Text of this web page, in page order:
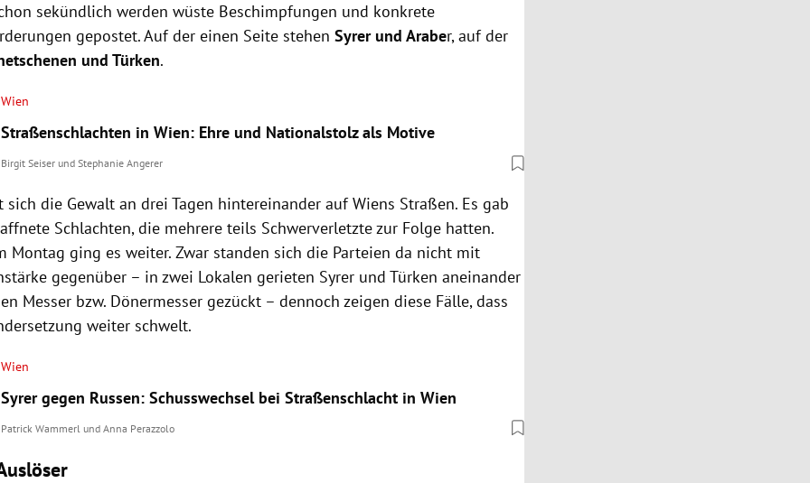
sekündlich werden wüste Beschimpfungen und konkrete
gepostet. Auf der einen Seite stehenSyrer und Araber, auf der
und Türken.
Wien
Straßenschlachten in Wien: Ehre und Nationalstolz als Motive
Birgit Seiser undStephanie Angerer
sich die Gewalt an drei Tagen hintereinander auf Wiens Straßen. Es gab
Schlachten, die mehrere teils Schwerverletzte zur Folge hatten.
Montag ging es weiter. Zwar standen sich die Parteien da nicht mit
gegenüber – in zwei Lokalen gerieten Syrer und Türken aneinander
Messer bzw. Dönermesser gezückt – dennoch zeigen diese Fälle, dass
weiter schwelt.
Wien
Syrer gegen Russen: Schusswechsel bei Straßenschlacht in Wien
Patrick Wammerl undAnna Perazzolo